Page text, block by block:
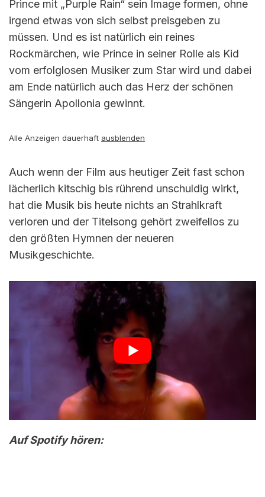
Prince mit „Purple Rain“ sein Image formen, ohne
irgend etwas von sich selbst preisgeben zu
müssen. Und es ist natürlich ein reines
Rockmärchen, wie Prince in seiner Rolle als Kid
vom erfolglosen Musiker zum Star wird und dabei
am Ende natürlich auch das Herz der schönen
Sängerin Apollonia gewinnt.
Alle Anzeigen dauerhaft ausblenden
Auch wenn der Film aus heutiger Zeit fast schon
lächerlich kitschig bis rührend unschuldig wirkt,
hat die Musik bis heute nichts an Strahlkraft
verloren und der Titelsong gehört zweifellos zu
den größten Hymnen der neueren
Musikgeschichte.
Auf Spotify hören: